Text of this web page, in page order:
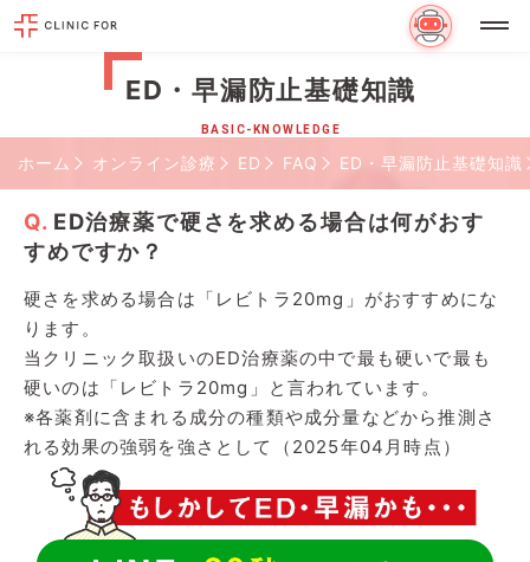
ED・早漏防止基礎知識
BASIC-KNOWLEDGE
ホーム オンライン診療 ED FAQ ED・早漏防止基礎知識
ED治療薬で硬さを求める場合は何がおす
すめですか？
硬さを求める場合は「レビトラ20mg」がおすすめにな
ります。
当クリニック取扱いのED治療薬の中で最も硬いで最も
硬いのは「レビトラ20mg」と言われています。
※各薬剤に含まれる成分の種類や成分量などから推測さ
れる効果の強弱を強さとして（2025年04月時点）